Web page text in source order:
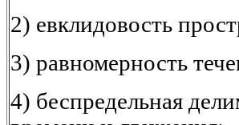
2) евклидовость
3) равномерность
4) беспредельная